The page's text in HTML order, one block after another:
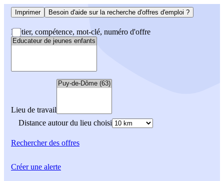
Imprimer Besoin d'aide sur la recherche d'offres d'emploi ?
Métier, compétence, mot-clé, numéro d'offre
Lieu de travail
Distance autour du lieu choisi
Rechercherdes offres
Créer une alerte